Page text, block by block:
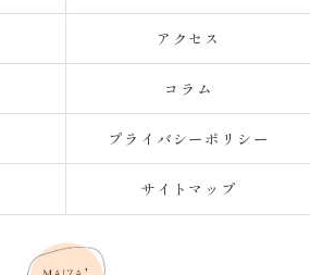
アクセス
コラム
プライバシーポリシー
サイトマップ